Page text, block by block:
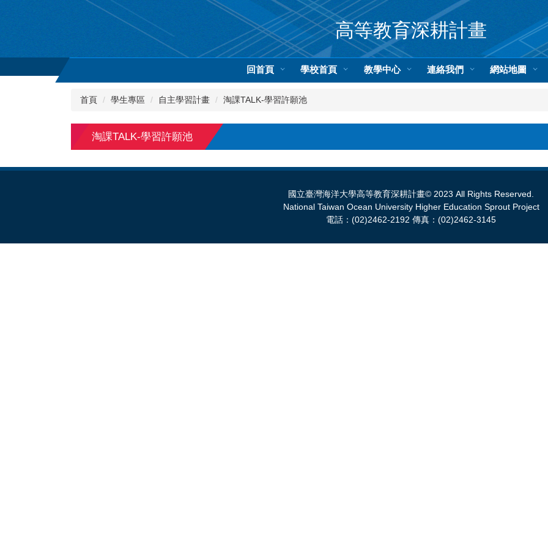
內
高等教育深耕計畫
回首頁 學校首頁 教學中心 連絡我們 網站地圖
首頁 學生專區 自主學習計畫 淘課TALK-學習許願池
淘課TALK-學習許願池
國立臺灣海洋大學高等教育深耕計畫© 2023 All Rights Reserved.
National Taiwan Ocean University Higher Education Sprout Project
電話：(02)2462-2192 傳真：(02)2462-3145